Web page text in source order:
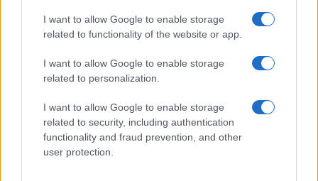
I want to allow Google to enable storage
related to functionality of the website or app.
I want to allow Google to enable storage
related to personalization.
I want to allow Google to enable storage
related to security, including authentication
functionality and fraud prevention, and other
user protection.
Control de Irán sobre el estrecho de
Ormuz complica el comercio marítimo